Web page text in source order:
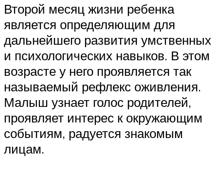
Второй месяц жизни ребенка
является определяющим для
дальнейшего развития умственных
и психологических навыков. В этом
возрасте у него проявляется так
называемый рефлекс оживления.
Малыш узнает голос родителей,
проявляет интерес к окружающим
событиям, радуется знакомым
лицам.